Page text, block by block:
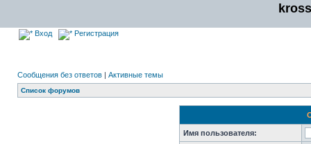
Вход Регистрация
Сообщения без ответов | Активные темы
Список форумов
Имя пользователя: